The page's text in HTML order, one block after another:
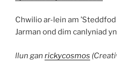
Chwilio ar-lein am
Jarman ond dim canlyniad
llun gan rickycosmos